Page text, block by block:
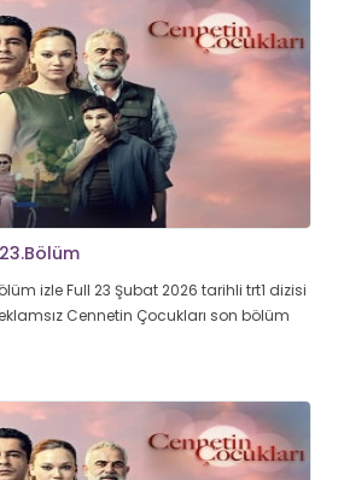
izle Full 23 Şubat 2026 tarihli trt1 dizisi
Cennetin Çocukları son bölüm